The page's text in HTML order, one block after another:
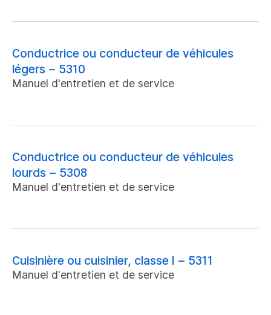
Conductrice ou conducteur de véhicules
légers – 5310
Manuel d'entretien et de service
Conductrice ou conducteur de véhicules
lourds – 5308
Manuel d'entretien et de service
Cuisinière ou cuisinier, classe I – 5311
Manuel d'entretien et de service